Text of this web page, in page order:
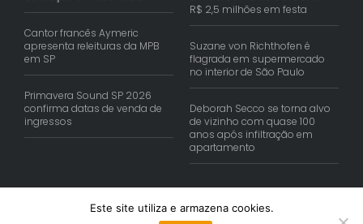
Cantor francês Aymeric
apresenta releituras da MPB
em SP
Primavera Sound SP 2026
confirma datas de venda de
ingressos
R$ 2,5 milhões em festa
Suzane von Richthofen é
flagrada em supermercado
no interior de São Paulo
Deborah Secco se torna alvo
de vizinho com quase 100
anos após infiltração em
apartamento
Este site utiliza e armazena cookies.